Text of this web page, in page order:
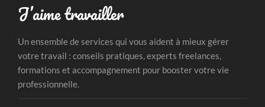
J’aime travailler
Un ensemble de services qui vous aident à mieux gérer
votre travail : conseils pratiques, experts freelances,
formations et accompagnement pour booster votre vie
professionnelle.